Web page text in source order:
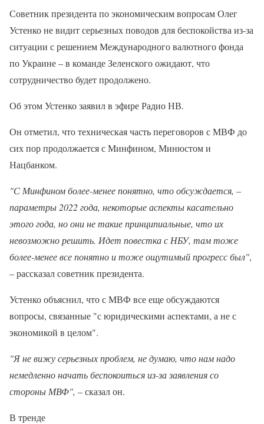
Советник президента по экономическим вопросам Олег
Устенко не видит серьезных поводов для беспокойства из-за
ситуации с решением Международного валютного фонда
по Украине – в команде Зеленского ожидают, что
сотрудничество будет продолжено.
Об этом Устенко заявил в эфире Радио НВ.
Он отметил, что техническая часть переговоров с МВФ до
сих пор продолжается с Минфином, Минюстом и
Нацбанком.
"С Минфином более-менее понятно, что обсуждается, –
параметры 2022 года, некоторые аспекты касательно
этого года, но они не такие принципиальные, что их
невозможно решить. Идет повестка с НБУ, там тоже
более-менее все понятно и тоже ощутимый прогресс был",
– рассказал советник президента.
Устенко объяснил, что с МВФ все еще обсуждаются
вопросы, связанные "с юридическими аспектами, а не с
экономикой в целом".
"Я не вижу серьезных проблем, не думаю, что нам надо
немедленно начать беспокоиться из-за заявления со
стороны МВФ", – сказал он.
В тренде